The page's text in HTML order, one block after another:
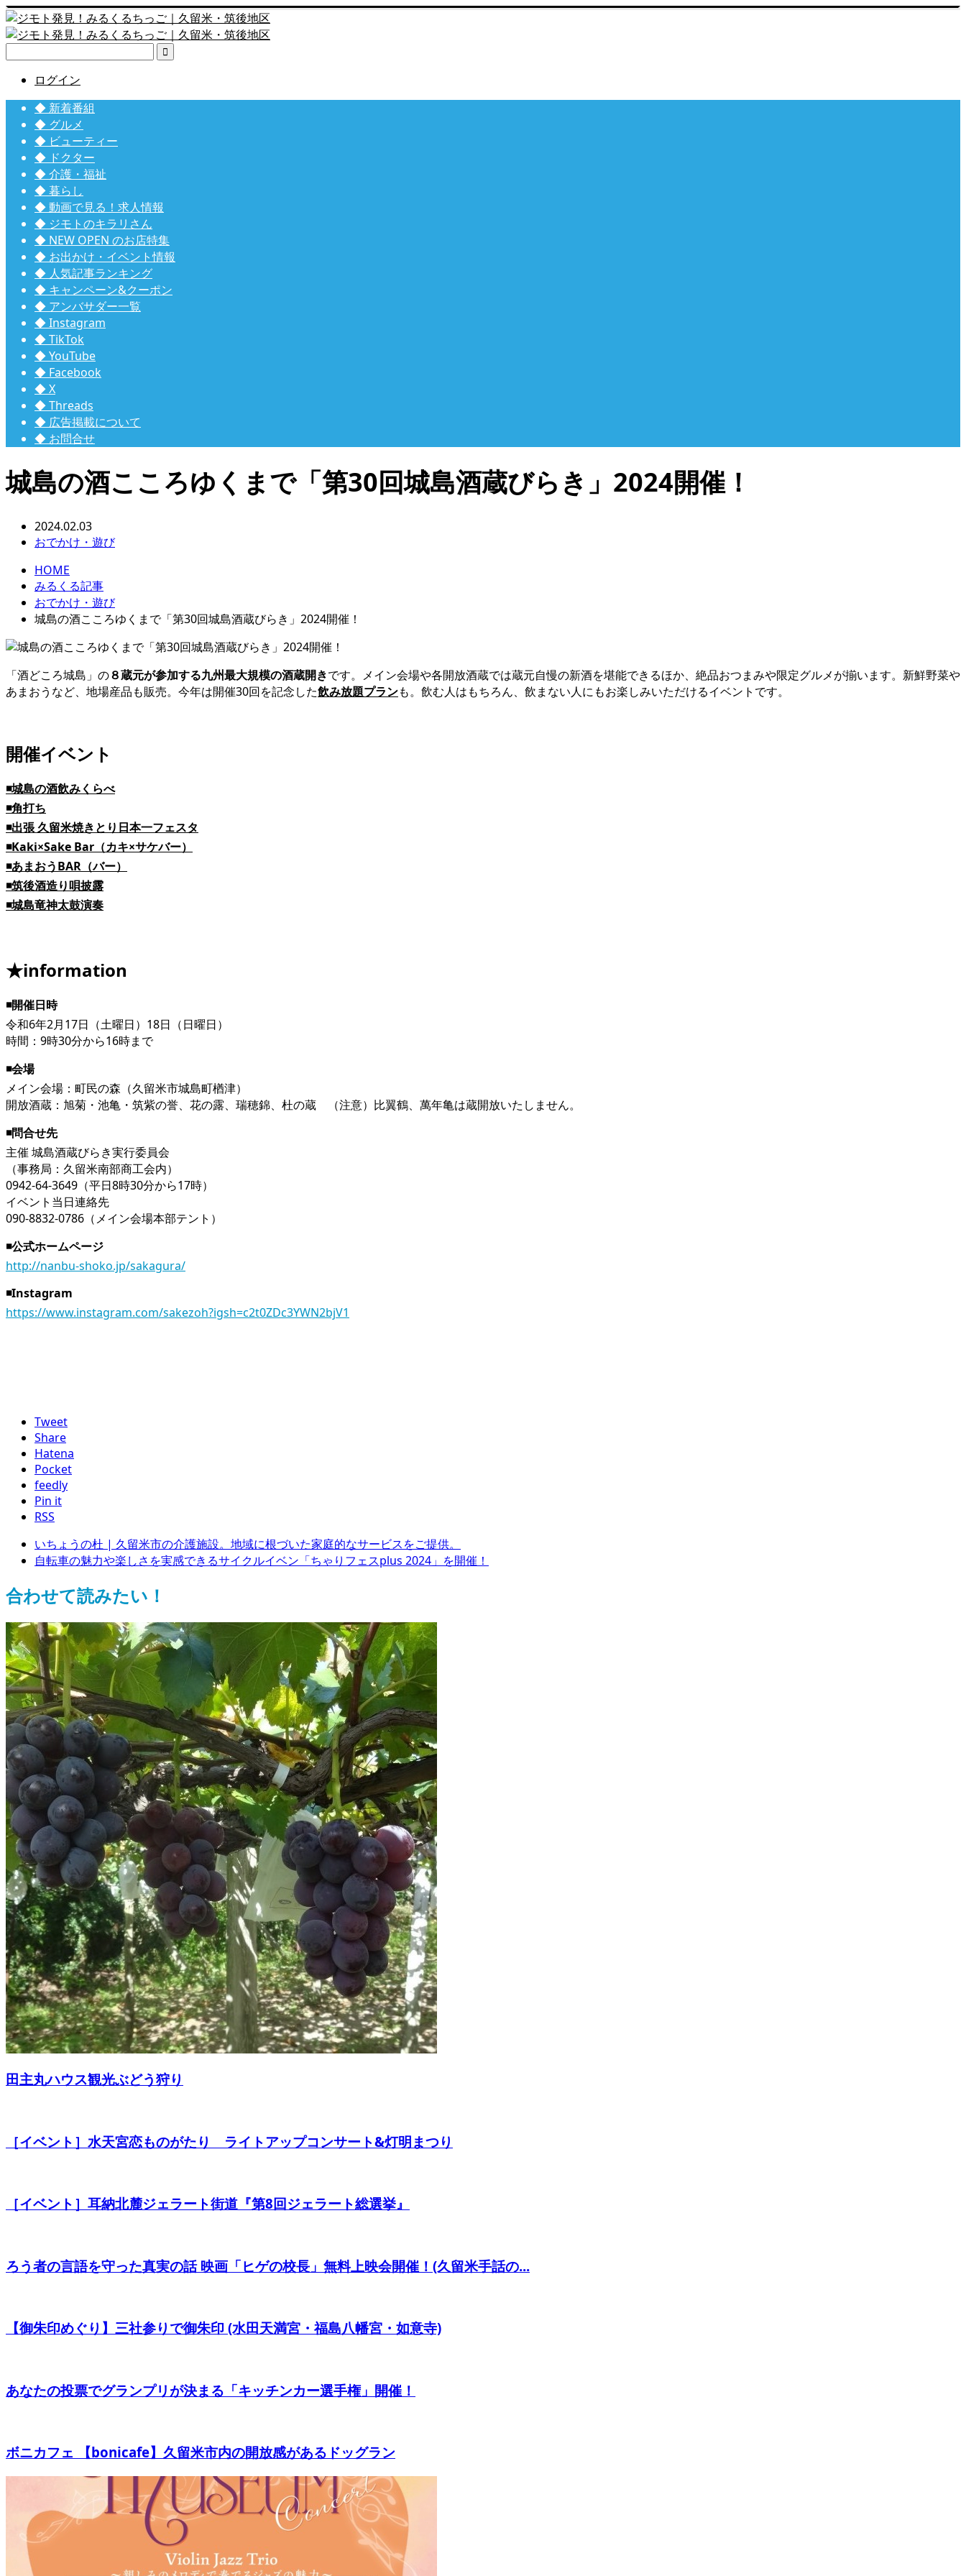

ログイン
◆ 新着番組
◆ グルメ
◆ ビューティー
◆ ドクター
◆ 介護・福祉
◆ 暮らし
◆ 動画で見る！求人情報
◆ ジモトのキラリさん
◆ NEW OPEN のお店特集
◆ お出かけ・イベント情報
◆ 人気記事ランキング
◆ キャンペーン&クーポン
◆ アンバサダー一覧
◆ Instagram
◆ TikTok
◆ YouTube
◆ Facebook
◆ X
◆ Threads
◆ 広告掲載について
◆ お問合せ
城島の酒こころゆくまで「第30回城島酒蔵びらき」2024開催！
2024.02.03
おでかけ・遊び
HOME
みるくる記事
おでかけ・遊び
城島の酒こころゆくまで「第30回城島酒蔵びらき」2024開催！
「酒どころ城島」の８蔵元が参加する九州最大規模の酒蔵開きです。メイン会場や各開放酒蔵では蔵元自慢の新酒を堪能できるほか、絶品おつまみや限定グルメが揃います。新鮮野菜や
あまおうなど、地場産品も販売。今年は開催30回を記念した飲み放題プランも。飲む人はもちろん、飲まない人にもお楽しみいただけるイベントです。
開催イベント
◾️城島の酒飲みくらべ
◾️角打ち
◾️出張 久留米焼きとり日本一フェスタ
◾️Kaki×Sake Bar（カキ×サケバー）
◾️あまおうBAR（バー）
◾️筑後酒造り唄披露
◾️城島竜神太鼓演奏
★information
◾️開催日時
令和6年2月17日（土曜日）18日（日曜日）
時間：9時30分から16時まで
◾️会場
メイン会場：町民の森（久留米市城島町楢津）
開放酒蔵：旭菊・池亀・筑紫の誉、花の露、瑞穂錦、杜の蔵 （注意）比翼鶴、萬年亀は蔵開放いたしません。
◾️問合せ先
主催 城島酒蔵びらき実行委員会
（事務局：久留米南部商工会内）
0942-64-3649（平日8時30分から17時）
イベント当日連絡先
090-8832-0786（メイン会場本部テント）
◾️公式ホームページ
http://nanbu-shoko.jp/sakagura/
◾️Instagram
https://www.instagram.com/sakezoh?igsh=c2t0ZDc3YWN2bjV1
Tweet
Share
Hatena
Pocket
feedly
Pin it
RSS
いちょうの杜 | 久留米市の介護施設。地域に根づいた家庭的なサービスをご提供。
自転車の魅力や楽しさを実感できるサイクルイベン「ちゃりフェスplus 2024」を開催！
合わせて読みたい！
田主丸ハウス観光ぶどう狩り
［イベント］水天宮恋ものがたり ライトアップコンサート&灯明まつり
［イベント］耳納北麓ジェラート街道『第8回ジェラート総選挙』
ろう者の言語を守った真実の話 映画「ヒゲの校長」無料上映会開催！(久留米手話の...
【御朱印めぐり】三社参りで御朱印 (水田天満宮・福島八幡宮・如意寺)
あなたの投票でグランプリが決まる「キッチンカー選手権」開催！
ボニカフェ 【bonicafe】久留米市内の開放感があるドッグラン